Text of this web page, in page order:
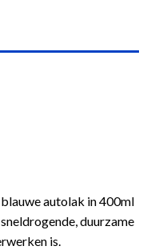
autolak in 400ml
duurzame
is.